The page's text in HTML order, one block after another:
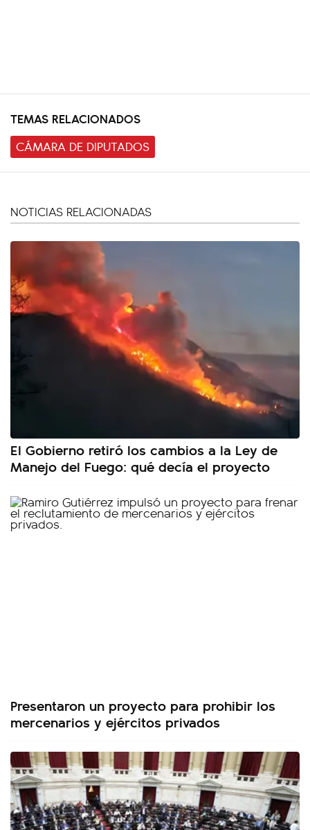
TEMAS RELACIONADOS
CÁMARA DE DIPUTADOS
NOTICIAS RELACIONADAS
El Gobierno retiró los cambios a la Ley de
Manejo del Fuego: qué decía el proyecto
Presentaron un proyecto para prohibir los
mercenarios y ejércitos privados